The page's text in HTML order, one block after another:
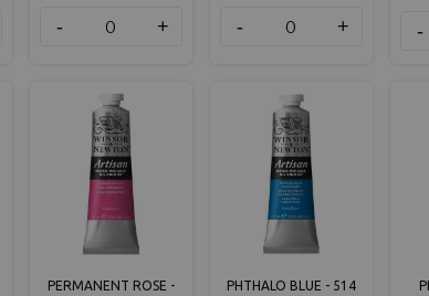
- + - + -
PERMANENT ROSE -
PHTHALO BLUE - 514